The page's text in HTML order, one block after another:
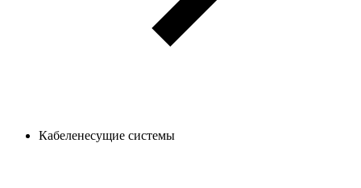
Кабеленесущие системы